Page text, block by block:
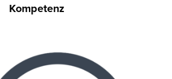
Kompetenz